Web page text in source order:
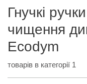
Гнучкі
чищення
Ecodym
товарів в категорії 1